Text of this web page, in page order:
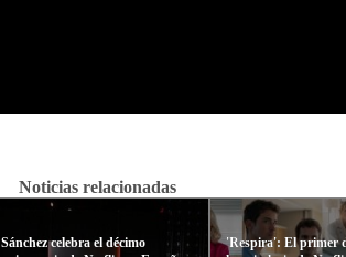
Noticias relacionadas
Sánchez celebra el décimo
'Respira': El primer